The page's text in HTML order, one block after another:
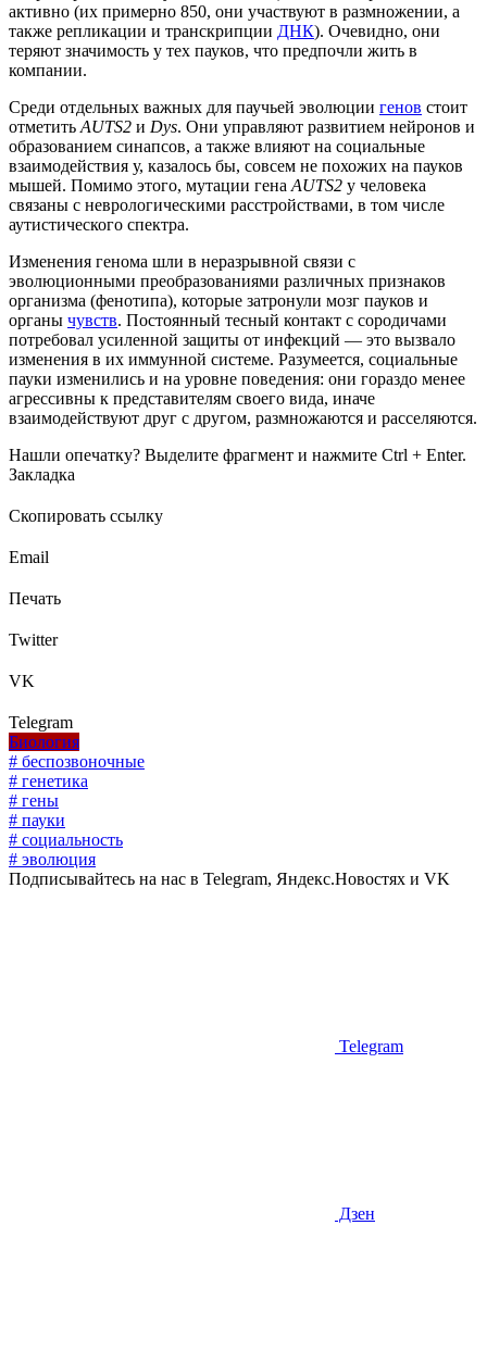
активно (их примерно 850, они участвуют в размножении, а
также репликации и транскрипции ДНК). Очевидно, они
теряют значимость у тех пауков, что предпочли жить в
компании.
Среди отдельных важных для паучьей эволюции генов стоит
отметитьAUTS2 и Dys. Они управляют развитием нейронов и
образованием синапсов, а также влияют на социальные
взаимодействия у, казалось бы, совсем не похожих на пауков
мышей. Помимо этого, мутации генаAUTS2 у человека
связаны с неврологическими расстройствами, в том числе
аутистического спектра.
Изменения генома шли в неразрывной связи с
эволюционными преобразованиями различных признаков
организма (фенотипа), которые затронули мозг пауков и
органы чувств. Постоянный тесный контакт с сородичами
потребовал усиленной защиты от инфекций — это вызвало
изменения в их иммунной системе. Разумеется, социальные
пауки изменились и на уровне поведения: они гораздо менее
агрессивны к представителям своего вида, иначе
взаимодействуют друг с другом, размножаются и расселяются.
Нашли опечатку? Выделите фрагмент и нажмите Ctrl + Enter.
Закладка
Скопировать ссылку
Email
Печать
Twitter
VK
Telegram
Биология
# беспозвоночные
# генетика
# гены
# пауки
# социальность
# эволюция
Подписывайтесь на нас в Telegram, Яндекс.Новостях и VK
Telegram
Дзен